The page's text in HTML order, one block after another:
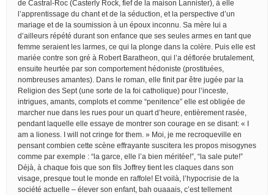
de Castral-Roc (Casterly Rock, fief de la maison Lannister), à elle
l’apprentissage du chant et de la séduction, et la perspective d’un
mariage et de la soumission à un époux inconnu. Sa mère lui a
d’ailleurs répété durant son enfance que ses seules armes en tant que
femme seraient les larmes, ce qui la plonge dans la colère. Puis elle est
mariée contre son gré à Robert Baratheon, qui l’a déflorée brutalement,
ensuite heurtée par son comportement hédoniste (prostituées,
nombreuses amantes). Dans le roman, elle finit par être jugée par la
Religion des Sept (une sorte de la foi catholique) pour l’inceste,
intrigues, amants, complots et comme “penitence” elle est obligée de
marcher nue dans les rues pour un quart d’heure, entièrement rasée,
pendant laquelle elle essaye de montrer son courage en se disant: « I
am a lioness. I will not cringe for them. » Moi, je me recroqueville en
pensant combien cette scène effrayante suscitera les propos misogynes
comme par exemple : “la garce, elle l’a bien méritée!”, “la sale pute!”
Déjà, à chaque fois que son fils Joffrey tient les claques dans son
visage, presque tout le monde en raffole! Et voilà, l’hypocrisie de la
société actuelle – élever son enfant, bah ouaaais, c’est tellement